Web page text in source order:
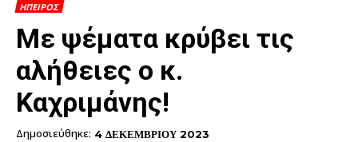
ΗΠΕΙΡΟΣ
Με ψέματα κρύβει τις
αλήθειες ο κ.
Καχριμάνης!
Δημοσιεύθηκε: 4 ΔΕΚΕΜΒΡΙΟΥ 2023